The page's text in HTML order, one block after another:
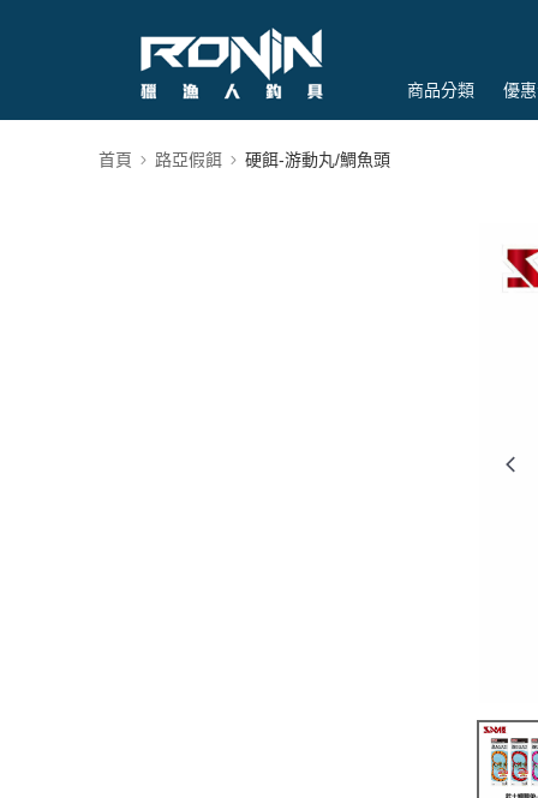
商品分類 優
首頁 路亞假餌 硬餌-游動丸/鯛魚頭